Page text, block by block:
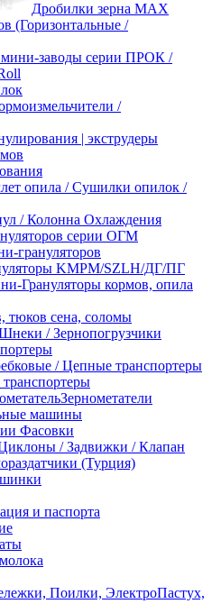
Дробилки зерна МАХ
(Горизонтальные /
заводы серии ПРОК /
/
| экструдеры
опила / Сушилки опилок /
/ Колонна Охлаждения
серии ОГМ
грануляторов
KMPM/SZLH/ДГ/ПГ
Грануляторы кормов, опила
тюков сена, соломы
/ Зернопогрузчики
/ Цепные транспортеры
Зернометатели
машины
Фасовки
/ Задвижки / Клапан
(Турция)
и паспорта
Поилки, ЭлектроПастух,